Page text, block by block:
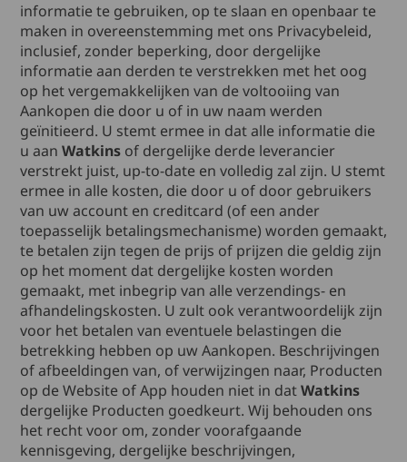
informatie te gebruiken, op te slaan en openbaar te
maken in overeenstemming met ons Privacybeleid,
inclusief, zonder beperking, door dergelijke
informatie aan derden te verstrekken met het oog
op het vergemakkelijken van de voltooiing van
Aankopen die door u of in uw naam werden
geïnitieerd. U stemt ermee in dat alle informatie die
u aan Watkins of dergelijke derde leverancier
verstrekt juist, up-to-date en volledig zal zijn. U stemt
ermee in alle kosten, die door u of door gebruikers
van uw account en creditcard (of een ander
toepasselijk betalingsmechanisme) worden gemaakt,
te betalen zijn tegen de prijs of prijzen die geldig zijn
op het moment dat dergelijke kosten worden
gemaakt, met inbegrip van alle verzendings- en
afhandelingskosten. U zult ook verantwoordelijk zijn
voor het betalen van eventuele belastingen die
betrekking hebben op uw Aankopen. Beschrijvingen
of afbeeldingen van, of verwijzingen naar, Producten
op de Website of App houden niet in datWatkins
dergelijke Producten goedkeurt. Wij behouden ons
het recht voor om, zonder voorafgaande
kennisgeving, dergelijke beschrijvingen,